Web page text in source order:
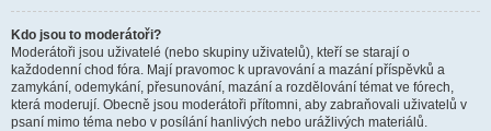
Kdo jsou to moderátoři?
Moderátoři jsou uživatelé (nebo skupiny uživatelů), kteří se starají o
každodenní chod fóra. Mají pravomoc k upravování a mazání příspěvků a
zamykání, odemykání, přesunování, mazání a rozdělování témat ve fórech,
která moderují. Obecně jsou moderátoři přítomni, aby zabraňovali uživatelů v
psaní mimo téma nebo v posílání hanlivých nebo urážlivých materiálů.